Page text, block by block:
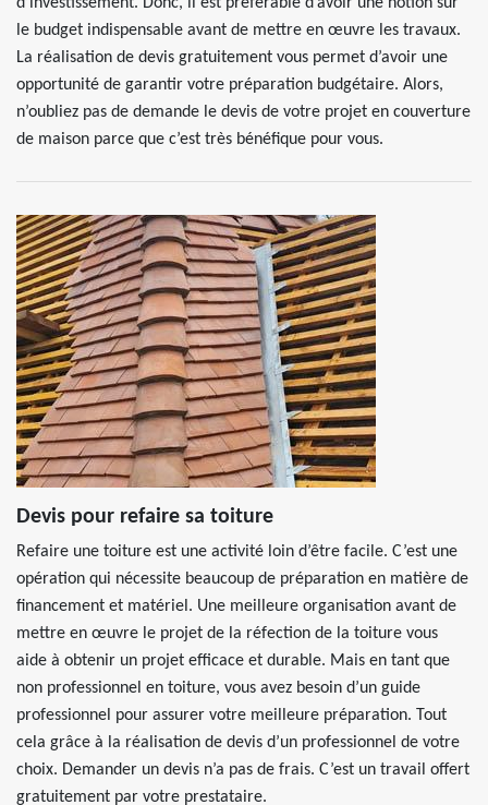
le budget indispensable avant de mettre en œuvre les travaux.
La réalisation de devis gratuitement vous permet d’avoir une
opportunité de garantir votre préparation budgétaire. Alors,
n’oubliez pas de demande le devis de votre projet en couverture
de maison parce que c’est très bénéfique pour vous.
Devis pour refaire sa toiture
Refaire une toiture est une activité loin d’être facile. C’est une
opération qui nécessite beaucoup de préparation en matière de
financement et matériel. Une meilleure organisation avant de
mettre en œuvre le projet de la réfection de la toiture vous
aide à obtenir un projet efficace et durable. Mais en tant que
non professionnel en toiture, vous avez besoin d’un guide
professionnel pour assurer votre meilleure préparation. Tout
cela grâce à la réalisation de devis d’un professionnel de votre
choix. Demander un devis n’a pas de frais. C’est un travail offert
gratuitement par votre prestataire.